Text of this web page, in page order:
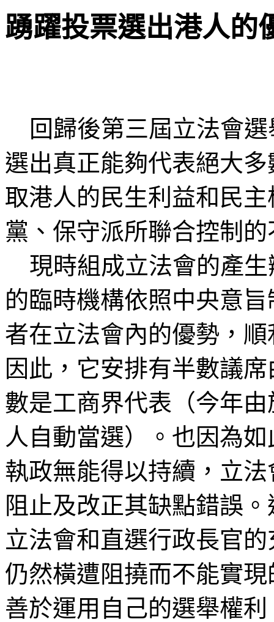
踴躍投票選出港人的
回歸後第三屆立法會
選出真正能夠代表絕大
取港人的民生利益和民
黨、保守派所聯合控制
現時組成立法會的產
的臨時機構依照中央意
者在立法會內的優勢，
因此，它安排有半數議
數是工商界代表（今年
人自動當選）。也因為如
執政無能得以持續，立
阻止及改正其缺點錯誤
立法會和直選行政長官
仍然橫遭阻撓而不能實
善於運用自己的選舉權